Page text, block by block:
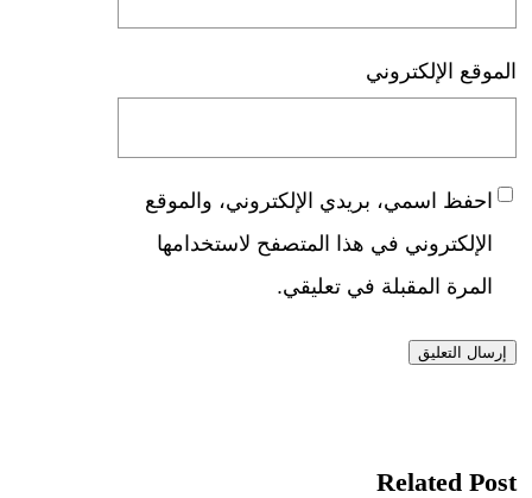
الموقع الإلكتروني
احفظ اسمي، بريدي الإلكتروني، والموقع
الإلكتروني في هذا المتصفح لاستخدامها
المرة المقبلة في تعليقي.
Related Post